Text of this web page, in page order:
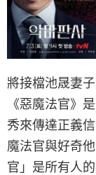
將接檔池晟妻
《惡魔法官》
秀來傳達正義
魔法官與好奇
官」是所有人